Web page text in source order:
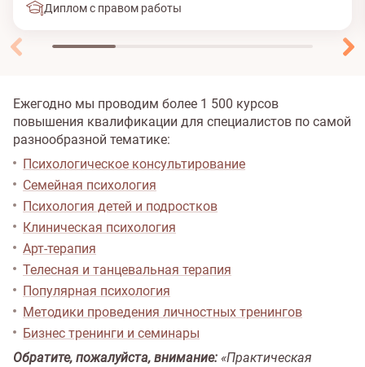
Диплом с правом работы
Ежегодно мы проводим более 1 500 курсов
повышения квалификации для специалистов по самой
разнообразной тематике:
Психологическое консультирование
Семейная психология
Психология детей и подростков
Клиническая психология
Арт-терапия
Телесная и танцевальная терапия
Популярная психология
Методики проведения личностных тренингов
Бизнес тренинги и семинары
Обратите, пожалуйста, внимание: «Практическая